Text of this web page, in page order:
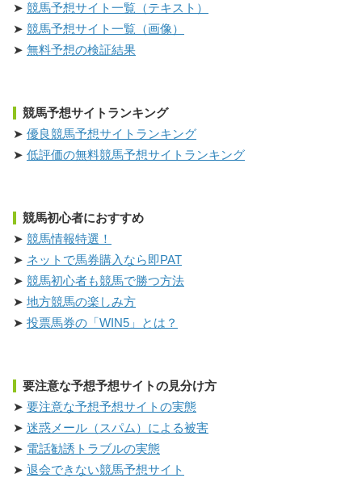
競馬予想サイト一覧（テキスト）
競馬予想サイト一覧（画像）
無料予想の検証結果
競馬予想サイトランキング
優良競馬予想サイトランキング
低評価の無料競馬予想サイトランキング
競馬初心者におすすめ
競馬情報特選！
ネットで馬券購入なら即PAT
競馬初心者も競馬で勝つ方法
地方競馬の楽しみ方
投票馬券の「WIN5」とは？
要注意な予想予想サイトの見分け方
要注意な予想予想サイトの実態
迷惑メール（スパム）による被害
電話勧誘トラブルの実態
退会できない競馬予想サイト